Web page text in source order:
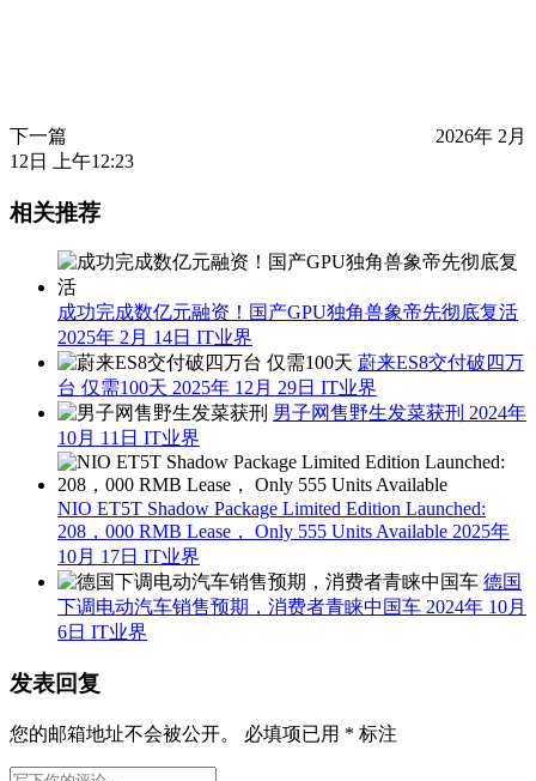
下一篇
2026年 2月
12日 上午12:23
相关推荐
成功完成数亿元融资！国产GPU独角兽象帝先彻底复活
2025年 2月 14日 IT业界
蔚来ES8交付破四万
台 仅需100天 2025年 12月 29日 IT业界
男子网售野生发菜获刑 2024年
10月 11日 IT业界
NIO ET5T Shadow Package Limited Edition Launched:
208，000 RMB Lease， Only 555 Units Available 2025年
10月 17日 IT业界
德国
下调电动汽车销售预期，消费者青睐中国车 2024年 10月
6日 IT业界
发表回复
您的邮箱地址不会被公开。 必填项已用 * 标注